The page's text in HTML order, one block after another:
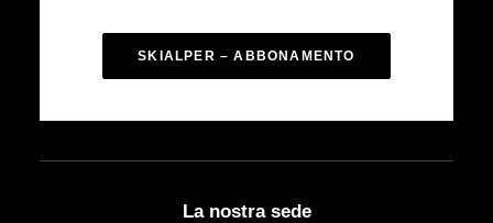
SKIALPER – ABBONAMENTO
La nostra sede